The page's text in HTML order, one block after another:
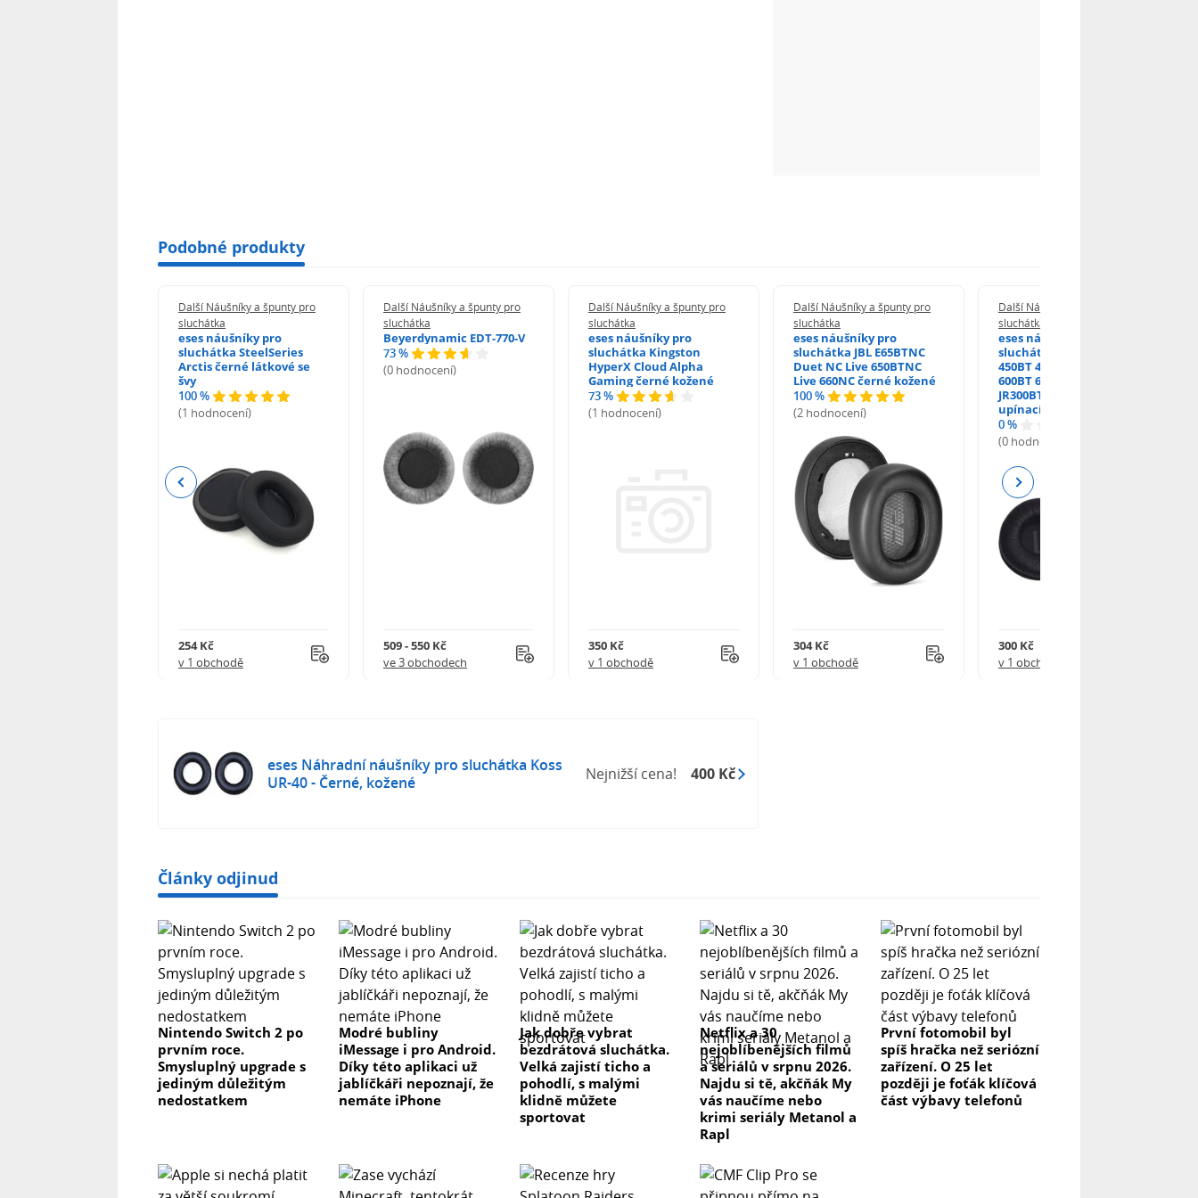
Podobné produkty
Další Náušníky a špunty pro
sluchátka
eses náušníky pro
sluchátka SteelSeries
Arctis černé látkové se
švy
100 %
(1 hodnocení)
254 Kč
v 1 obchodě
Další Náušníky a špunty pro
sluchátka
Beyerdynamic EDT-770-V
73 %
(0 hodnocení)
509 - 550 Kč
ve 3 obchodech
Další Náušníky a špunty pro
sluchátka
eses náušníky pro
sluchátka Kingston
HyperX Cloud Alpha
Gaming černé kožené
73 %
(1 hodnocení)
350 Kč
v 1 obchodě
Další Náušníky a špunty pro
sluchátka
eses náušníky pro
sluchátka JBL E65BTNC
Duet NC Live 650BTNC
Live 660NC černé kožené
100 %
(2 hodnocení)
304 Kč
v 1 obchodě
Další Náušníky a špunty pro
sluchátka
eses náušníky pro
sluchátka JBL Tune 450
450BT 460BT 500BT 600
600BT 600BTNC 660NC
JR300BT černé bez
upínacího mechanismu
0 %
(0 hodnocení)
300 Kč
v 1 obchodě
Previous Next
eses Náhradní náušníky pro sluchátka Koss
UR-40 - Černé, kožené
Nejnižší cena! 400 Kč
Články odjinud
Nintendo Switch 2 po
prvním roce.
Smysluplný upgrade s
jediným důležitým
nedostatkem
Modré bubliny
iMessage i pro Android.
Díky této aplikaci už
jablíčkáři nepoznají, že
nemáte iPhone
Jak dobře vybrat
bezdrátová sluchátka.
Velká zajistí ticho a
pohodlí, s malými
klidně můžete
sportovat
Netflix a 30
nejoblíbenějších filmů
a seriálů v srpnu 2026.
Najdu si tě, akčňák My
vás naučíme nebo
krimi seriály Metanol a
Rapl
První fotomobil byl
spíš hračka než seriózní
zařízení. O 25 let
později je foťák klíčová
část výbavy telefonů